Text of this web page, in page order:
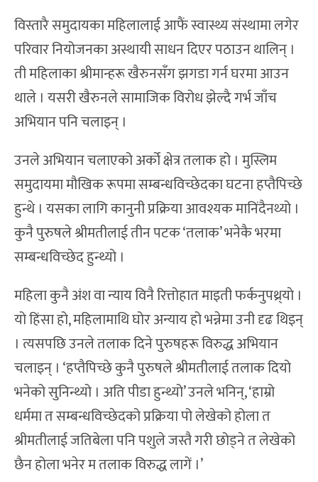
विस्तारै समुदायका महिलालाई आफैं स्वास्थ्य संस्थामा लगेर
परिवार नियोजनका अस्थायी साधन दिएर पठाउन थालिन् ।
ती महिलाका श्रीमान्हरू खैरुनसँग झगडा गर्न घरमा आउन
थाले । यसरी खैरुनले सामाजिक विरोध झेल्दै गर्भ जाँच
अभियान पनि चलाइन् ।
उनले अभियान चलाएको अर्को क्षेत्र तलाक हो । मुस्लिम
समुदायमा मौखिक रूपमा सम्बन्धविच्छेदका घटना हप्तैपिच्छे
हुन्थे । यसका लागि कानुनी प्रक्रिया आवश्यक मानिंदैनथ्यो ।
कुनै पुरुषले श्रीमतीलाई तीन पटक ‘तलाक’ भनेकै भरमा
सम्बन्धविच्छेद हुन्थ्यो ।
महिला कुनै अंश वा न्याय विनै रित्तोहात माइती फर्कनुपथ्र्याे ।
यो हिंसा हो, महिलामाथि घोर अन्याय हो भन्नेमा उनी दृढ थिइन्
। त्यसपछि उनले तलाक दिने पुरुषहरू विरुद्ध अभियान
चलाइन् । ‘हप्तैपिच्छे कुनै पुरुषले श्रीमतीलाई तलाक दियो
भनेको सुनिन्थ्यो । अति पीडा हुन्थ्यो’ उनले भनिन्, ‘हाम्रो
धर्ममा त सम्बन्धविच्छेदको प्रक्रिया पो लेखेको होला त
श्रीमतीलाई जतिबेला पनि पशुले जस्तै गरी छोड्ने त लेखेको
छैन होला भनेर म तलाक विरुद्ध लागें ।’